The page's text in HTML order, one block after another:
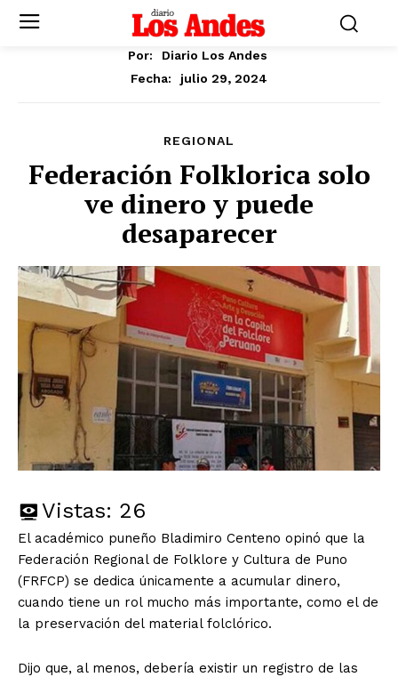
Por:
Diario Los Andes
Fecha:
julio 29, 2024
REGIONAL
Federación Folklorica solo
ve dinero y puede
desaparecer
Vistas: 26
El académico puneño Bladimiro Centeno opinó que la
Federación Regional de Folklore y Cultura de Puno
(FRFCP) se dedica únicamente a acumular dinero,
cuando tiene un rol mucho más importante, como el de
la preservación del material folclórico.
Dijo que, al menos, debería existir un registro de las